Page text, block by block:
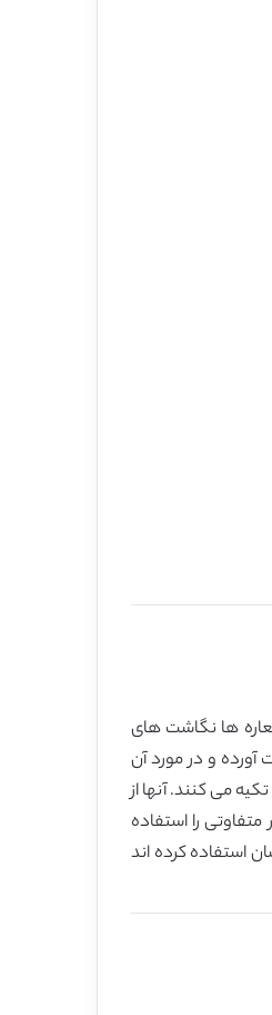
ها نگاشت های
و در مورد آن
می کنند. آنها از
را استفاده
استفاده کرده اند